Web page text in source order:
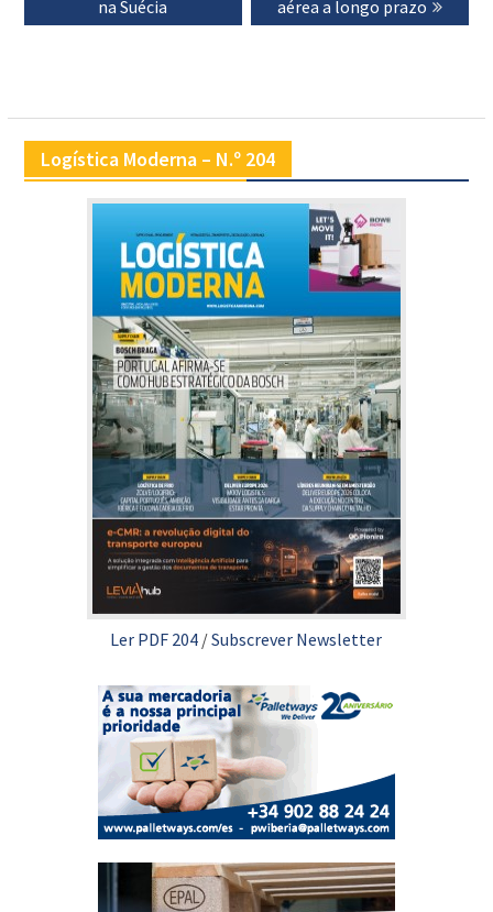
na Suécia aérea a longo prazo
Logística Moderna – N.º 204
Ler PDF 204 /Subscrever Newsletter